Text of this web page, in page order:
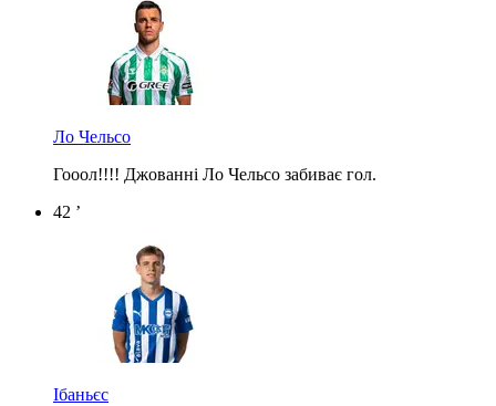
Ло Чельсо
Гооол!!!! Джованні Ло Чельсо забиває гол.
42 ’
Ібаньєс